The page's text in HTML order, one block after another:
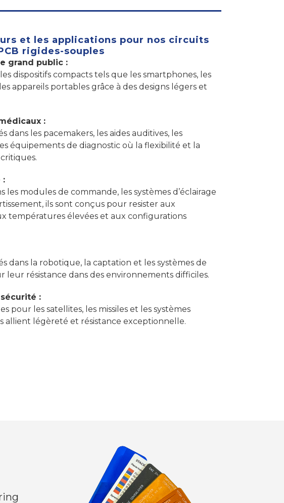
et les applications pour nos circuits
rigides-souples
grand public :
dispositifs compacts tels que les smartphones, les
appareils portables grâce à des designs légers et
:
dans les pacemakers, les aides auditives, les
équipements de diagnostic où la flexibilité et la
:
les modules de commande, les systèmes d’éclairage
ils sont conçus pour resister aux
températures élevées et aux configurations
dans la robotique, la captation et les systèmes de
leur résistance dans des environnements difficiles.
:
pour les satellites, les missiles et les systèmes
allient légèreté et résistance exceptionnelle.